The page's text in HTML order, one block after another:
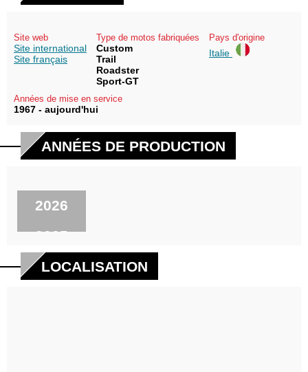
Site web
Site international
Site français
Type de motos fabriquées
Custom
Trail
Roadster
Sport-GT
Pays d'origine
Italie
Années de mise en service
1967 - aujourd'hui
ANNÉES DE PRODUCTION
2026
2025
1997
LOCALISATION